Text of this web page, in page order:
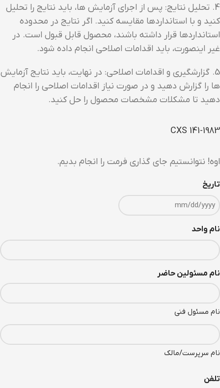
4. تحلیل نتایج: پس از اجرای آزمایش ها، باید نتایج را تحلیل
کنید و با استانداردها مقایسه کنید. اگر نتایج در محدوده
استانداردها قرار داشته باشند، محصول قابل قبول است. در
غیر اینصورت، باید اقدامات اصلاحی انجام داده شود.
5. گزارشگیری و اقدامات اصلاحی: در نهایت، باید نتایج آزمایش
ها را گزارش دهید و در صورت نیاز اقدامات اصلاحی را انجام
دهید تا مشکلات مشخصات محصول را حل کنید.
CXS 141-1983
اوه! نتوانستیم جای گذاری فرمت را انجام بدیم.
تاریخ
نام واحد
نام مسئولین حاضر
نام مسئول فنی
نام سرپرست/مالک
تلفن